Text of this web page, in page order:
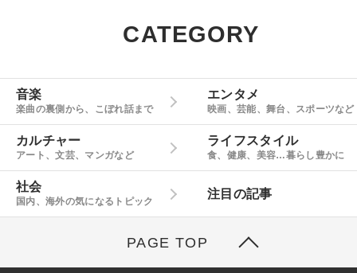
CATEGORY
音楽
楽曲の裏側から、こぼれ話まで
エンタメ
映画、芸能、舞台、スポーツなど
カルチャー
アート、文芸、マンガなど
ライフスタイル
食、健康、美容…暮らし豊かに
社会
国内、海外の気になるトピック
注目の記事
PAGE TOP